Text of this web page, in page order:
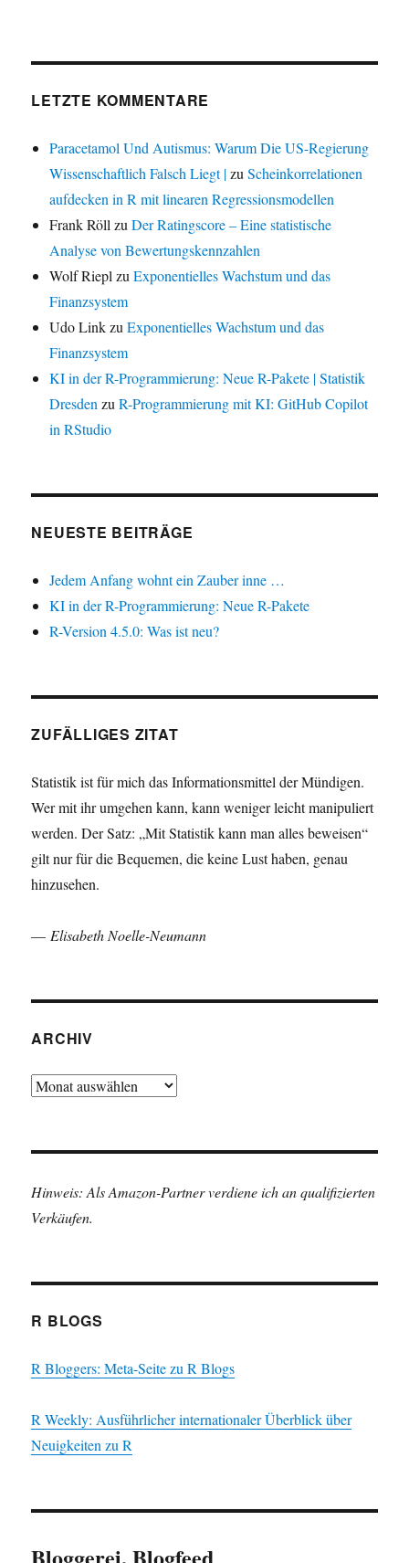
LETZTE KOMMENTARE
Paracetamol Und Autismus: Warum Die US-Regierung
Wissenschaftlich Falsch Liegt |zuScheinkorrelationen
aufdecken in R mit linearen Regressionsmodellen
Frank Röll zuDer Ratingscore – Eine statistische
Analyse von Bewertungskennzahlen
Wolf Riepl zuExponentielles Wachstum und das
Finanzsystem
Udo LinkzuExponentielles Wachstum und das
Finanzsystem
KI in der R-Programmierung: Neue R-Pakete | Statistik
Dresden zuR-Programmierung mit KI: GitHub Copilot
in RStudio
NEUESTE BEITRÄGE
Jedem Anfang wohnt ein Zauber inne …
KI in der R-Programmierung: Neue R-Pakete
R-Version 4.5.0: Was ist neu?
ZUFÄLLIGES ZITAT
Statistik ist für mich das Informationsmittel der Mündigen.
Wer mit ihr umgehen kann, kann weniger leicht manipuliert
werden. Der Satz: „Mit Statistik kann man alles beweisen“
gilt nur für die Bequemen, die keine Lust haben, genau
hinzusehen.
— Elisabeth Noelle-Neumann
ARCHIV
Archiv
Hinweis: Als Amazon-Partner verdiene ich an qualifizierten
Verkäufen.
R BLOGS
R Bloggers: Meta-Seite zu R Blogs
R Weekly: Ausführlicher internationaler Überblick über
Neuigkeiten zu R